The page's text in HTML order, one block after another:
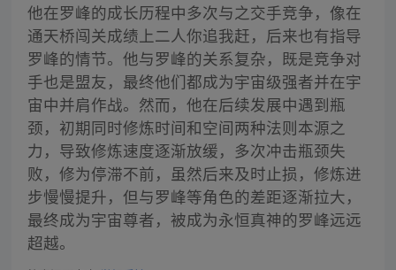
他在罗峰的成长历程中多次与之交手竞争，像在
通天桥闯关成绩上二人你追我赶，后来也有指导
罗峰的情节。他与罗峰的关系复杂，既是竞争对
手也是盟友，最终他们都成为宇宙级强者并在宇
宙中并肩作战。然而，他在后续发展中遇到瓶
颈，初期同时修炼时间和空间两种法则本源之
力，导致修炼速度逐渐放缓，多次冲击瓶颈失
败，修为停滞不前，虽然后来及时止损，修炼进
步慢慢提升，但与罗峰等角色的差距逐渐拉大，
最终成为宇宙尊者，被成为永恒真神的罗峰远远
超越。